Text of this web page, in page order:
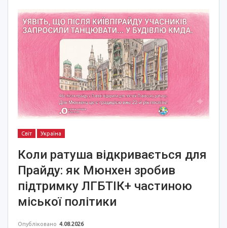
Світ Україна
Коли ратуша відкривається для
Прайду: як Мюнхен зробив
підтримку ЛГБТІК+ частиною
міської політики
Опубліковано 4.08.2026